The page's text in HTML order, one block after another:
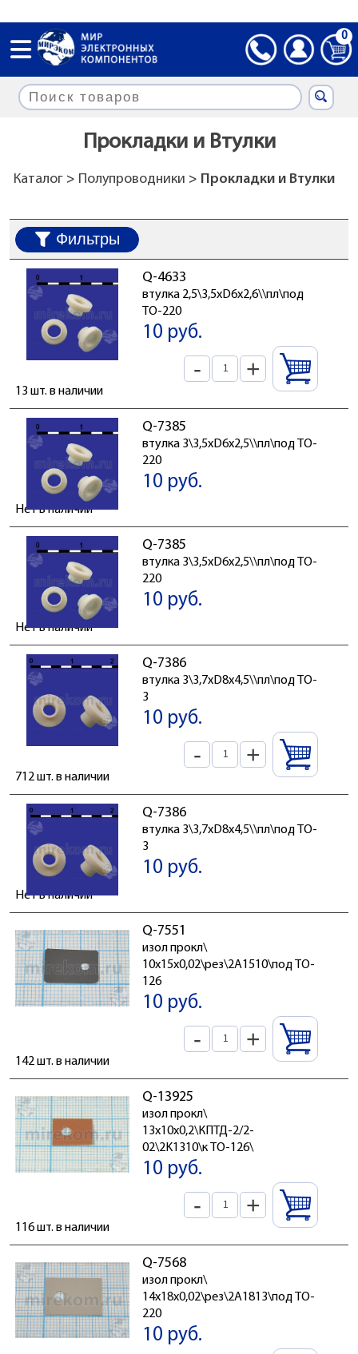
0
Прокладки и Втулки
Каталог> Полупроводники > Прокладки и Втулки
Фильтры
Q-4633
втулка 2,5\3,5xD6x2,6\\пл\под
TO-220
10 руб.
- +
13 шт. в наличии
Q-7385
втулка 3\3,5xD6x2,5\\пл\под TO-
220
10 руб.
Нет в наличии
Q-7385
втулка 3\3,5xD6x2,5\\пл\под TO-
220
10 руб.
Нет в наличии
Q-7386
втулка 3\3,7xD8x4,5\\пл\под TO-
3
10 руб.
- +
712 шт. в наличии
Q-7386
втулка 3\3,7xD8x4,5\\пл\под TO-
3
10 руб.
Нет в наличии
Q-7551
изол прокл\
10x15x0,02\рез\2A1510\под TO-
126
10 руб.
- +
142 шт. в наличии
Q-13925
изол прокл\
13x10x0,2\КПТД-2/2-
02\2K1310\к TO-126\
10 руб.
- +
116 шт. в наличии
Q-7568
изол прокл\
14x18x0,02\рез\2A1813\под TO-
220
10 руб.